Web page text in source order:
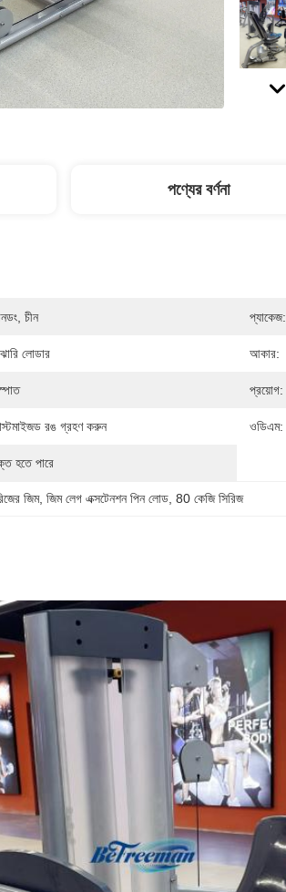
পণ্যের বর্ণনা
চীন প্যাকেজ:
লোডার আকার:
প্রয়োগ:
রঙ গ্রহণ করুন ওডিএম:
হতে পারে
জিম, জিম লেগ এক্সটেনশন পিন লোড , 80 কেজি সিরিজ